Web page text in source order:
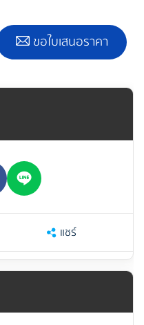
ขอใบเสนอราคา
แชร์